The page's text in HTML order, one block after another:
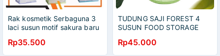
Rak kosmetik Serbaguna 3
laci susun motif sakura baru
Rp35.500
TUDUNG SAJI FOREST 4
SUSUN FOOD STORAGE
Rp45.000